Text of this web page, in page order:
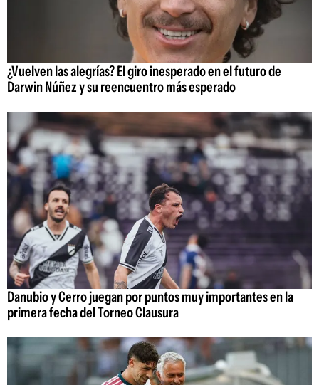
¿Vuelven las alegrías? El giro inesperado en el futuro de
Darwin Núñez y su reencuentro más esperado
Danubio y Cerro juegan por puntos muy importantes en la
primera fecha del Torneo Clausura